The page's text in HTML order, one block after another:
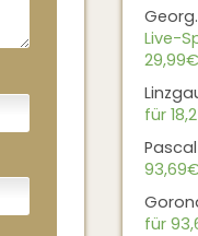
Live-
für
Pascal
für